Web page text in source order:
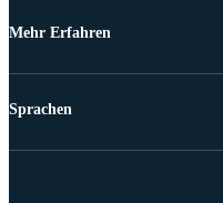
Mehr Erfahren
Sprachen